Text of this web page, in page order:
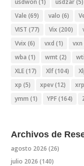
usdwon (1) usdzar(5)
Vale (69) valo (6)
VIST (77) Vix (200)
Vvix (6) vxd (1) vxn
wba (1) wmt (2) wti
XLE(17) Xlf(104)
xp (5) xpev(12)
ymm (1) YPF(164)
Archivos de
agosto 2026 (26)
julio 2026 (140)